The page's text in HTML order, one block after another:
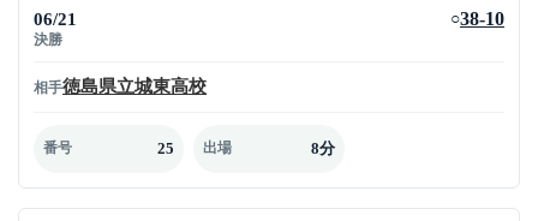
06/21
決勝
○38-10
相手徳島県立城東高校
番号 25 出場 8分